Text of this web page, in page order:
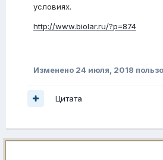
условиях.
http://www.biolar.ru/?p=874
Изменено 24 июля, 2018
Цитата